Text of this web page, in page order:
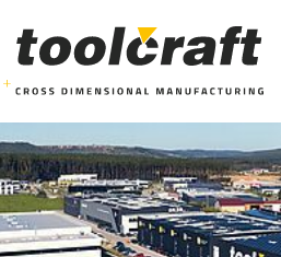
Weitere Themen zur Auswahl:
ADDITIVE FERTIGUNG ROBOTIK